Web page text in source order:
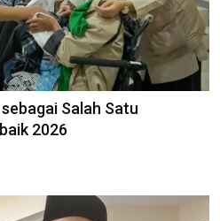
Salah Satu
2026